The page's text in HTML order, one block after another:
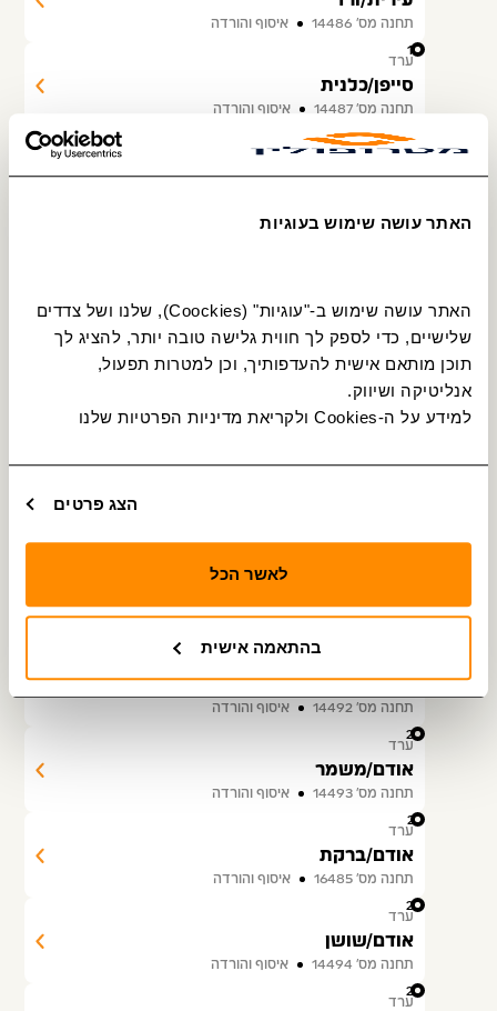
האתר עושה שימוש בעוגיות
אנליטיקה ושיווק.
למידע על ה-Cookies ולקריאת מדיניות הפרטיות שלנו
הצג פרטים
לאשר הכל
בהתאמה אישית
תחנה מס׳ 14486 איסוף והורדה
18
ערד
סייפן/כלנית
תחנה מס׳ 14487 איסוף והורדה
19
ערד
ורד/נרקיס
20
ערד
21
ערד
צבעוני
תחנה מס׳ 14313 איסוף והורדה
22
אודם/ספיר
תחנה מס׳ 16484 איסוף והורדה
משמר/שוהם
תחנה מס׳ 14492 איסוף והורדה
26
ערד
אודם/משמר
תחנה מס׳ 14493 איסוף והורדה
27
ערד
אודם/ברקת
תחנה מס׳ 16485 איסוף והורדה
28
ערד
אודם/שושן
תחנה מס׳ 14494 איסוף והורדה
29
ערד